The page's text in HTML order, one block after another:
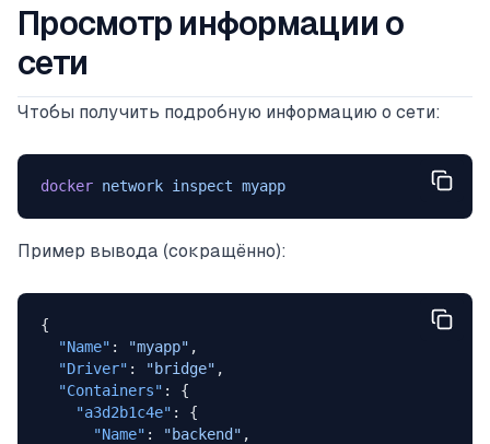
Просмотр информации о
сети
Чтобы получить подробную информацию о сети:
docker network inspect myapp
Пример вывода (сокращённо):
{
  "Name"
: "myapp" ,
  "Driver"
: "bridge" ,
  "Containers"
: {
    "a3d2b1c4e"
: {
      "Name"
: "backend" ,